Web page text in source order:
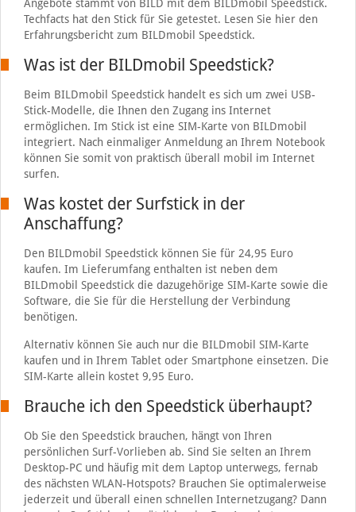
Angebote stammt von BILD mit dem BILDmobil Speedstick.
Techfacts hat den Stick für Sie getestet. Lesen Sie hier den
Erfahrungsbericht zum BILDmobil Speedstick.
Was ist der BILDmobil Speedstick?
Beim BILDmobil Speedstick handelt es sich um zwei USB-
Stick-Modelle, die Ihnen den Zugang ins Internet
ermöglichen. Im Stick ist eine SIM-Karte von BILDmobil
integriert. Nach einmaliger Anmeldung an Ihrem Notebook
können Sie somit von praktisch überall mobil im Internet
surfen.
Was kostet der Surfstick in der
Anschaffung?
Den BILDmobil Speedstick können Sie für 24,95 Euro
kaufen. Im Lieferumfang enthalten ist neben dem
BILDmobil Speedstick die dazugehörige SIM-Karte sowie die
Software, die Sie für die Herstellung der Verbindung
benötigen.
Alternativ können Sie auch nur die BILDmobil SIM-Karte
kaufen und in Ihrem Tablet oder Smartphone einsetzen. Die
SIM-Karte allein kostet 9,95 Euro.
Brauche ich den Speedstick überhaupt?
Ob Sie den Speedstick brauchen, hängt von Ihren
persönlichen Surf-Vorlieben ab. Sind Sie selten an Ihrem
Desktop-PC und häufig mit dem Laptop unterwegs, fernab
des nächsten WLAN-Hotspots? Brauchen Sie optimalerweise
jederzeit und überall einen schnellen Internetzugang? Dann